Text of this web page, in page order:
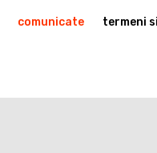
comunicate termeni